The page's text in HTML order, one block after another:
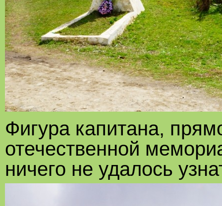
Фигура капитана,
отечественной
ничего не удалось